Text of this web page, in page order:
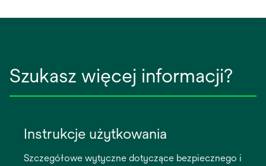
Szukasz więcej informacji?
Instrukcje użytkowania
Szczegółowe wytyczne dotyczące bezpiecznego i